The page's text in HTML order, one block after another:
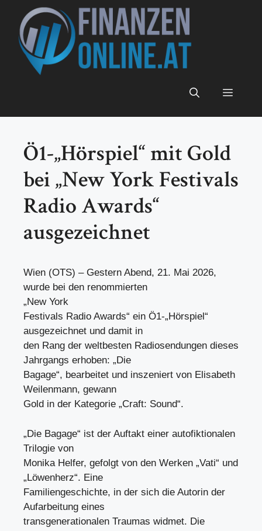
Inhalt
springen
Menü
Ö1-„Hörspiel“ mit Gold
bei „New York Festivals
Radio Awards“
ausgezeichnet
Wien (OTS) – Gestern Abend, 21. Mai 2026,
wurde bei den renommierten
„New York
Festivals Radio Awards“ ein Ö1-„Hörspiel“
ausgezeichnet und damit in
den Rang der weltbesten Radiosendungen dieses
Jahrgangs erhoben: „Die
Bagage“, bearbeitet und inszeniert von Elisabeth
Weilenmann, gewann
Gold in der Kategorie „Craft: Sound“.
„Die Bagage“ ist der Auftakt einer autofiktionalen
Trilogie von
Monika Helfer, gefolgt von den Werken „Vati“ und
„Löwenherz“. Eine
Familiengeschichte, in der sich die Autorin der
Aufarbeitung eines
transgenerationalen Traumas widmet. Die